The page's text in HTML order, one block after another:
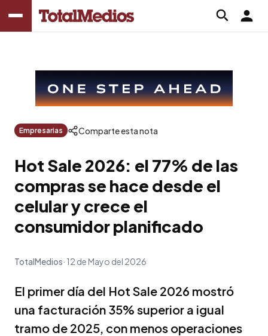
Empresarias Comparte esta nota
Hot Sale 2026: el 77% de las
compras se hace desde el
celular y crece el
consumidor planificado
TotalMedios 12 de Mayo del 2026
El primer día del Hot Sale 2026 mostró
una facturación 35% superior a igual
tramo de 2025, con menos operaciones